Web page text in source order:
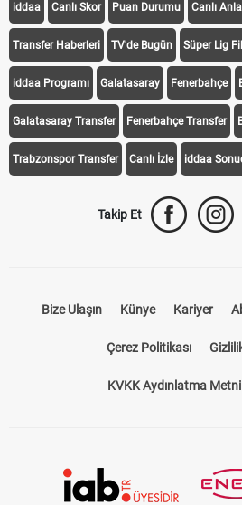
iddaa Canlı Skor Puan Durumu Canlı
Transfer Haberleri TV'de Bugün Süper Lig
iddaa Programı Galatasaray Fenerbahçe
Galatasaray Transfer Fenerbahçe Transfer
Trabzonspor Transfer Canlı İzle iddaa
Takip Et
Bize Ulaşın Künye Kariyer
Çerez Politikası
KVKK Aydınlatma